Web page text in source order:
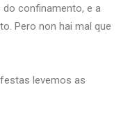
do confinamento, e a
Pero non hai mal que
levemos as